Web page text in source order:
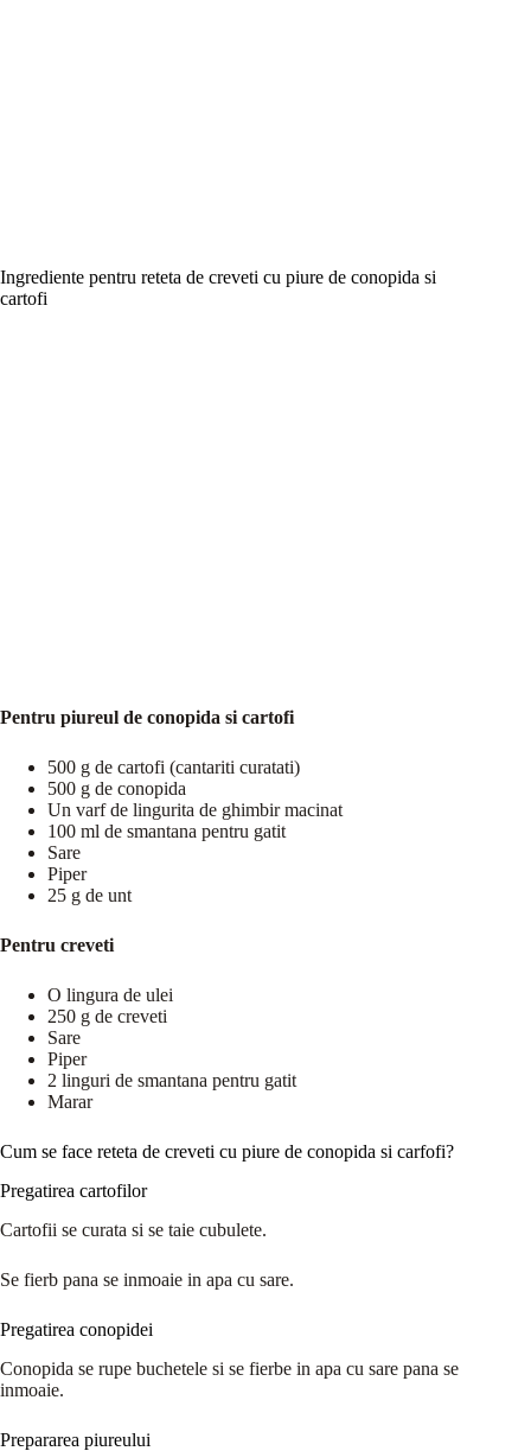
Ingrediente pentru reteta de creveti cu piure de conopida si
cartofi
Pentru piureul de conopida si cartofi
500 g de cartofi (cantariti curatati)
500 g de conopida
Un varf de lingurita de ghimbir macinat
100 ml de smantana pentru gatit
Sare
Piper
25 g de unt
Pentru creveti
O lingura de ulei
250 g de creveti
Sare
Piper
2 linguri de smantana pentru gatit
Marar
Cum se face reteta de creveti cu piure de conopida si carfofi?
Pregatirea cartofilor
Cartofii se curata si se taie cubulete.
Se fierb pana se inmoaie in apa cu sare.
Pregatirea conopidei
Conopida se rupe buchetele si se fierbe in apa cu sare pana se
inmoaie.
Prepararea piureului